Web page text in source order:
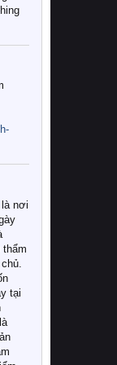
là nơi
thẩm
tại